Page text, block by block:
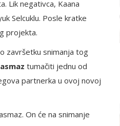
Lik negativca, Kaana
Selcuklu. Posle kratke
projekta.
završetku snimanja tog
tumačiti jednu od
partnerka u ovoj novoj
On će na snimanje